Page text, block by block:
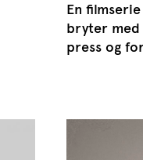
En
bryter
press og